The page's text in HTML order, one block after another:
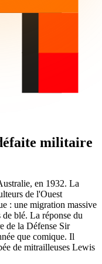
militaire
en 1932. La
de l'Ouest
: une migration massive
blé. La réponse du
de la Défense Sir
que comique. Il
de mitrailleuses Lewis